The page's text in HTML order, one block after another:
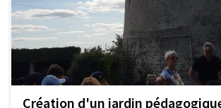
Création d'un jardin